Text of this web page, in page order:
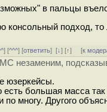
в пальцы
консольный подход,
] [^^^] [ответить][↓] [↑] [к
незаменим,
юзеркейсы.
большая масса
многу. Другого